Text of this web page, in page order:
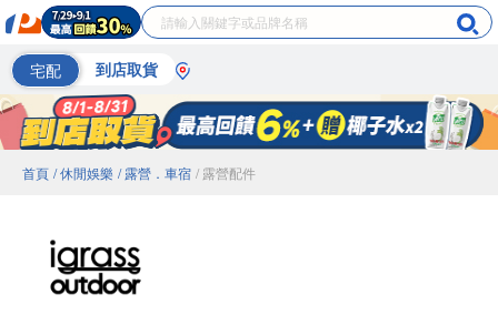
宅配 到店取貨
首頁 / 休閒娛樂 / 露營．車宿 / 露營配件